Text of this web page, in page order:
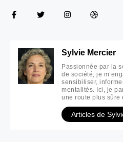
Sylvie Mercier
Passionnée par la
de société, je
sensibiliser,
mentalités. Ici, je
une route plus sûre
Articles de